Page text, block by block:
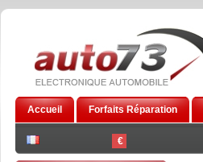
€
Accueil Forfaits Réparation